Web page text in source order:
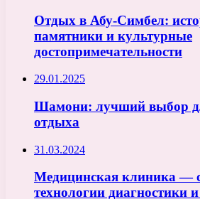
Отдых в Абу-Симбел:
памятники и культурные
достопримечательности
29.01.2025
Шамони: лучший выбор
отдыха
31.03.2024
Медицинская клиника —
технологии диагностики и